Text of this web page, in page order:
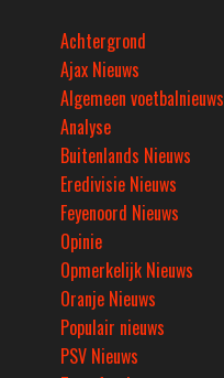
Achtergrond
Ajax Nieuws
Algemeen voetbalnieuws
Analyse
Buitenlands Nieuws
Eredivisie Nieuws
Feyenoord Nieuws
Opinie
Opmerkelijk Nieuws
Oranje Nieuws
Populair nieuws
PSV Nieuws